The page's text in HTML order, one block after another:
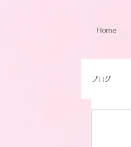
Home
ブログ